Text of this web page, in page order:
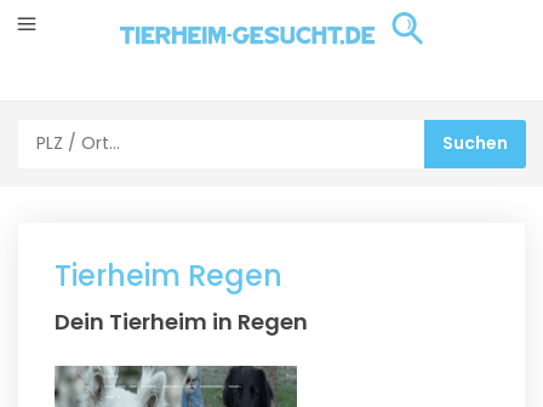
Tierheim Regen
Dein Tierheim in Regen